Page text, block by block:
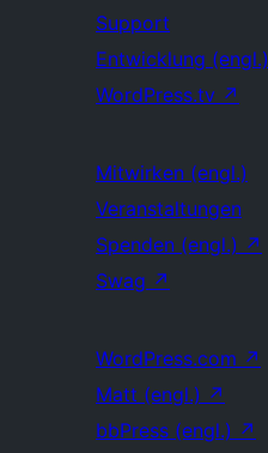
Support
Entwicklung (engl.)
WordPress.tv ↗
Mitwirken (engl.)
Veranstaltungen
Spenden (engl.) ↗
Swag ↗
WordPress.com ↗
Matt (engl.) ↗
bbPress (engl.) ↗